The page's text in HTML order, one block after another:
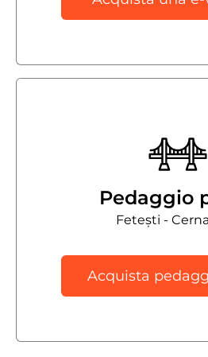
Pedaggio
Fetești -
Acquista